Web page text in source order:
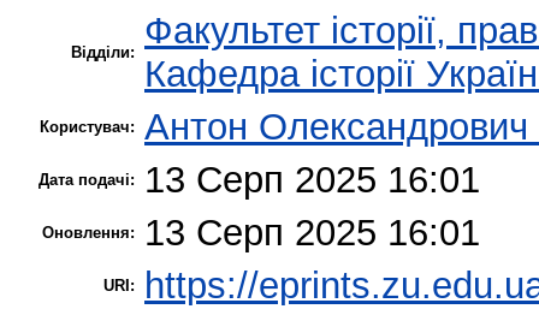
Відділи:
Факультет історії,
Кафедра історії
Користувач: Антон Олександрович
Дата подачі: 13 Серп 2025 16:01
Оновлення: 13 Серп 2025 16:01
URI: https://